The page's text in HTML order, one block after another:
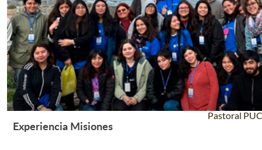
Experiencia Misiones
Pastoral